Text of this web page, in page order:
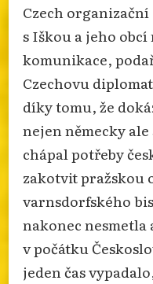
Czech
s Iškou a jeho
komunikace,
Czechovu
díky tomu, že
nejen německy ale
chápal potřeby
zakotvit pražskou
varnsdorfského
nakonec
v počátku
jeden čas